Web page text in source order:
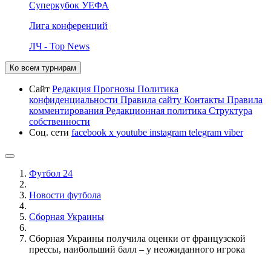
Суперкубок УЕФА
Лига конференций
ЛЧ - Top News
Ко всем турнирам
Сайт Редакция Прогнозы Политика
конфиденциальности Правила сайту Контакты Правила
комментирования Редакционная политика Структура
собственности
Соц. сети facebook x youtube instagram telegram viber
Футбол 24
Новости футбола
Сборная Украины
Сборная Украины получила оценки от французской
прессы, наибольший балл – у неожиданного игрока